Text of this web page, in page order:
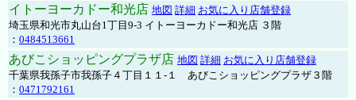
イトーヨーカドー和光店 地図 詳細 お気に入り店舗登録
埼玉県和光市丸山台1丁目9-3 イトーヨーカドー和光店 ３階
： 0484513661
あびこショッピングプラザ店 地図 詳細 お気に入り店舗登録
千葉県我孫子市我孫子４丁目１１-１ あびこショッピングプラザ３階
： 0471792161